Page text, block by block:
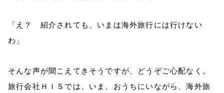
「え？ 紹介されても、いまは海外旅行には行けない
わ」
そんな声が聞こえてきそうですが、どうぞご心配なく。
旅行会社ＨＩＳでは、いま、おうちにいながら、海外旅